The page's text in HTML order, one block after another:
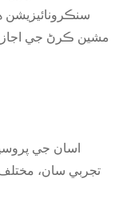
مشين ڪرڻ جي
تجربي سان،